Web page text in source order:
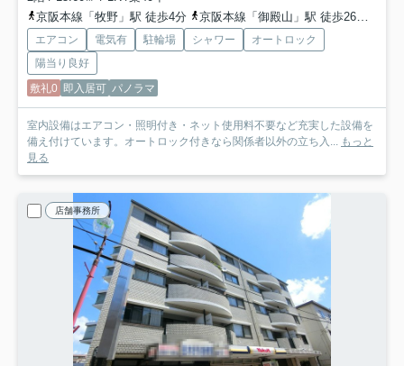
京阪本線「牧野」駅 徒歩4分
京阪本線「御殿山」駅 徒歩26分
エアコン 電気有 駐輪場 シャワー
オートロック
陽当り良好
敷礼0 即入居可 パノラマ
室内設備はエアコン・照明付き・ネット使用料不要など充実した設備を
備え付けています。オートロック付きなら関係者以外の立ち入... もっと
見る
店舗事務所